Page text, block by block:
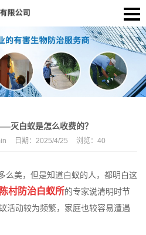
灭白蚁是怎么收费的？
日期： 2025/4/25 浏览： 40
么美，但是知道白蚁的人，都明白这
陈村防治白蚁所的专家说清明时节
活动较为频繁，家庭也较容易遭遇